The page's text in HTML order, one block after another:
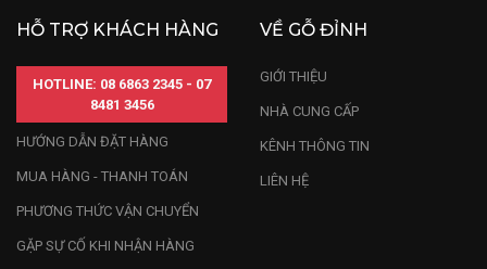
HỖ TRỢ KHÁCH HÀNG
HOTLINE: 08 6863 2345 - 07
8481 3456
HƯỚNG DẪN ĐẶT HÀNG
MUA HÀNG - THANH TOÁN
PHƯƠNG THỨC VẬN CHUYỂN
GẶP SỰ CỐ KHI NHẬN HÀNG
VỀ GỖ ĐỈNH
GIỚI THIỆU
NHÀ CUNG CẤP
KÊNH THÔNG TIN
LIÊN HỆ